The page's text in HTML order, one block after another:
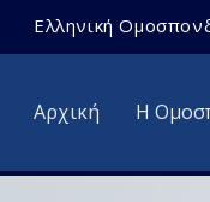
Ελληνική
Αρχική Η